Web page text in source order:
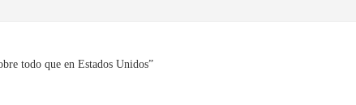
todo que en Estados Unidos”